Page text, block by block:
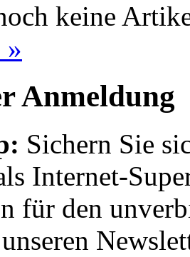
keine
»
Anmeldung
Sichern Sie
Internet-
für den